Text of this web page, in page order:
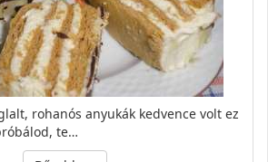
rohanós anyukák kedvence volt ez
te…